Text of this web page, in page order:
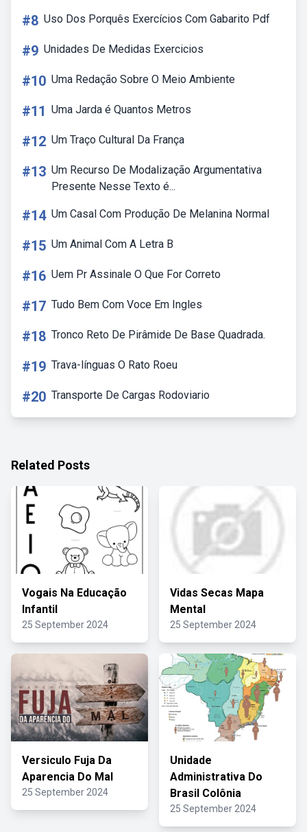
#8 Uso Dos Porquês Exercícios Com Gabarito Pdf
#9 Unidades De Medidas Exercicios
#10 Uma Redação Sobre O Meio Ambiente
#11 Uma Jarda é Quantos Metros
#12 Um Traço Cultural Da França
#13 Um Recurso De Modalização Argumentativa
Presente Nesse Texto é...
#14 Um Casal Com Produção De Melanina Normal
#15 Um Animal Com A Letra B
#16 Uem Pr Assinale O Que For Correto
#17 Tudo Bem Com Voce Em Ingles
#18 Tronco Reto De Pirâmide De Base Quadrada.
#19 Trava-línguas O Rato Roeu
#20 Transporte De Cargas Rodoviario
Related Posts
Vogais Na Educação
Infantil
25 September 2024
Vidas Secas Mapa
Mental
25 September 2024
Versiculo Fuja Da
Aparencia Do Mal
25 September 2024
Unidade
Administrativa Do
Brasil Colônia
25 September 2024